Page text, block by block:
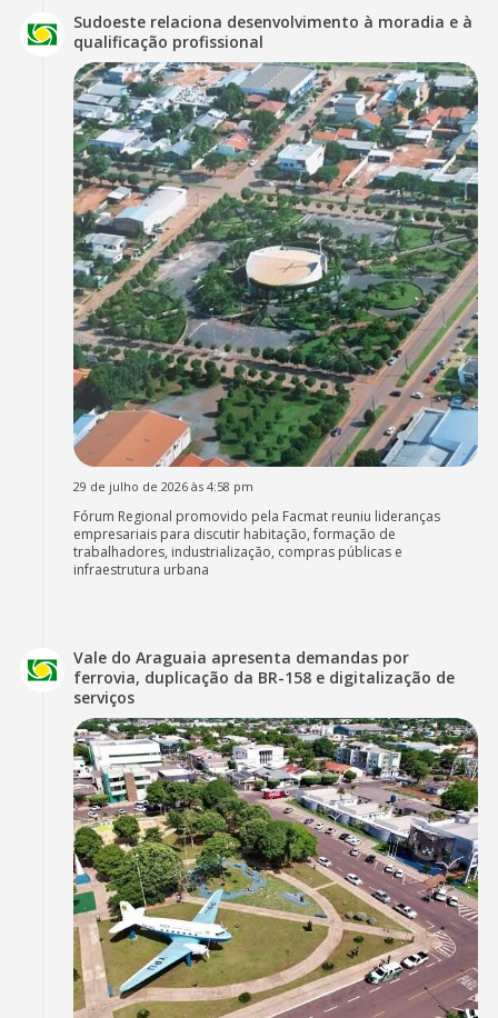
Sudoeste relaciona desenvolvimento à moradia e à
qualificação profissional
29 de julho de 2026 às 4:58 pm
Fórum Regional promovido pela Facmat reuniu lideranças
empresariais para discutir habitação, formação de
trabalhadores, industrialização, compras públicas e
infraestrutura urbana
Vale do Araguaia apresenta demandas por
ferrovia, duplicação da BR-158 e digitalização de
serviços